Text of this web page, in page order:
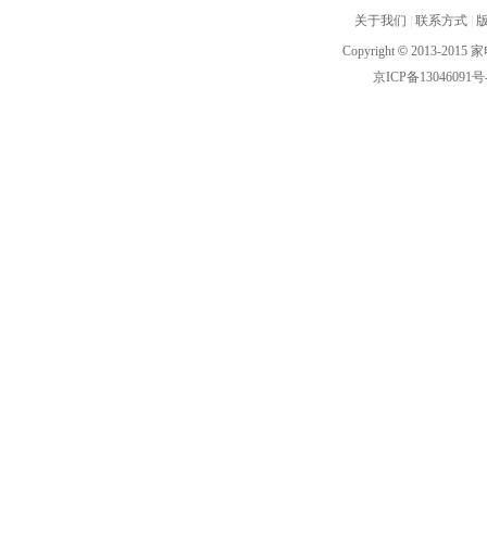
关于我们 联系方式
Copyright © 2013-2015
京ICP备13046091号